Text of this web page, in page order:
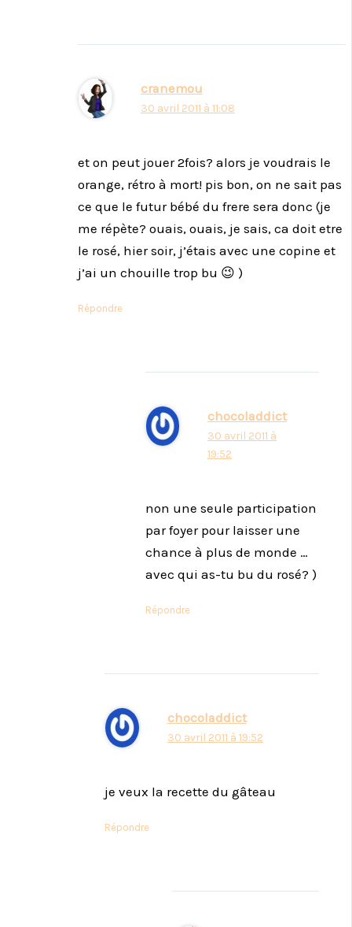
cranemou
30 avril 2011 à 11:08
et on peut jouer 2fois? alors je voudrais le
orange, rétro à mort! pis bon, on ne sait pas
ce que le futur bébé du frere sera donc (je
me répète? ouais, ouais, je sais, ca doit etre
le rosé, hier soir, j’étais avec une copine et
j’ai un chouille trop bu 😉 )
Répondre
chocoladdict
30 avril 2011 à
19:52
non une seule participation
par foyer pour laisser une
chance à plus de monde …
avec qui as-tu bu du rosé? )
Répondre
chocoladdict
30 avril 2011 à 19:52
je veux la recette du gâteau
Répondre